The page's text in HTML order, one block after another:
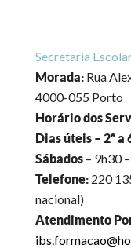
Secretaria
Morada:Rua
4000-055 Porto
Horário dos
Dias úteis – 2ª a
Sábados – 9h30
Telefone:220
nacional)
Atendimento